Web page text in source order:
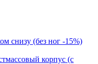
снизу (без ног -15%)
корпус (с